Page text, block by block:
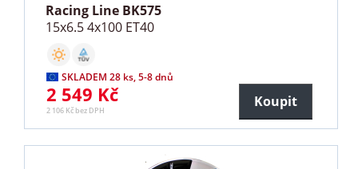
Racing Line BK575
15x6.5 4x100 ET40
SKLADEM 28 ks, 5-8 dnů
2 549 Kč
2 106 Kč bez DPH
Koupit